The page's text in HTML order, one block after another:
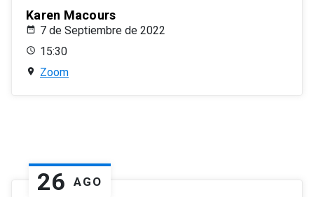
Karen Macours
7 de Septiembre de 2022
15:30
Zoom
26 AGO